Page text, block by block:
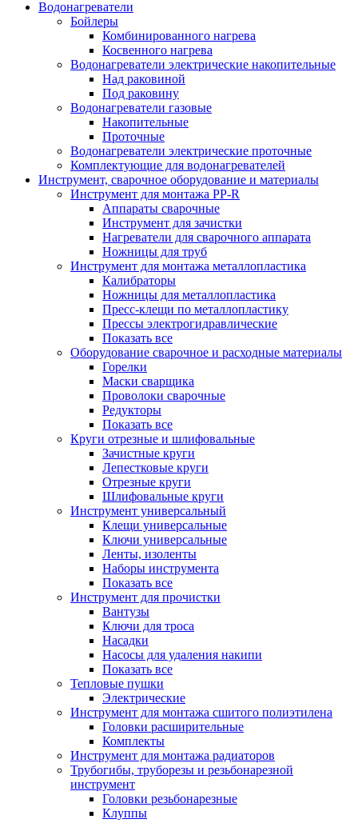
Водонагреватели
Бойлеры
Комбинированного нагрева
Косвенного нагрева
Водонагреватели электрические накопительные
Над раковиной
Под раковину
Водонагреватели газовые
Накопительные
Проточные
Водонагреватели электрические проточные
Комплектующие для водонагревателей
Инструмент, сварочное оборудование и материалы
Инструмент для монтажа PP-R
Аппараты сварочные
Инструмент для зачистки
Нагреватели для сварочного аппарата
Ножницы для труб
Инструмент для монтажа металлопластика
Калибраторы
Ножницы для металлопластика
Пресс-клещи по металлопластику
Прессы электрогидравлические
Показать все
Оборудование сварочное и расходные материалы
Горелки
Маски сварщика
Проволоки сварочные
Редукторы
Показать все
Круги отрезные и шлифовальные
Зачистные круги
Лепестковые круги
Отрезные круги
Шлифовальные круги
Инструмент универсальный
Клещи универсальные
Ключи универсальные
Ленты, изоленты
Наборы инструмента
Показать все
Инструмент для прочистки
Вантузы
Ключи для троса
Насадки
Насосы для удаления накипи
Показать все
Тепловые пушки
Электрические
Инструмент для монтажа сшитого полиэтилена
Головки расширительные
Комплекты
Инструмент для монтажа радиаторов
Трубогибы, труборезы и резьбонарезной
инструмент
Головки резьбонарезные
Клуппы